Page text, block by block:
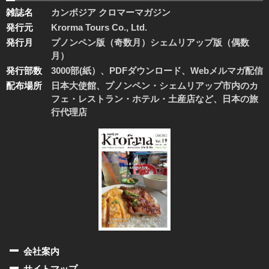
雑誌名
カンボジア クロマーマガジン
発行元
Krorma Tours Co., Ltd.
発行月
プノンペン版（奇数月）シェムリアップ版（偶数
月）
発行部数
3000部(紙）、PDFダウンロード、Webメルマガ配信
配布場所
日本大使館、プノンペン・シェムリアップ市内のカ
フェ・レストラン・ホテル・土産店など、日本の旅
行代理店
会社案内